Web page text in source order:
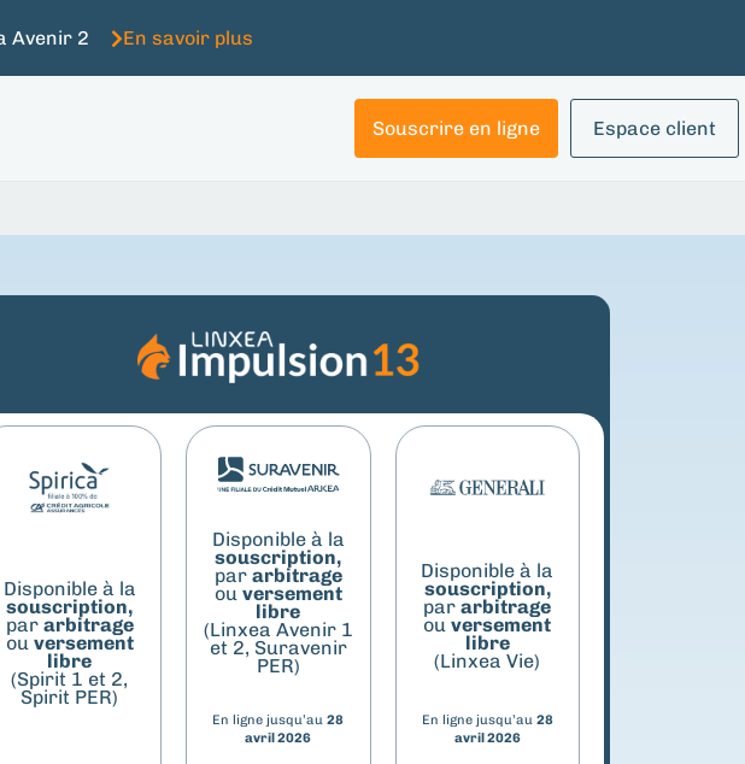
Avenir 2 En savoir plus
Souscrire en ligne Espace client
Disponible à la
souscription,
par arbitrage
ou versement
libre
(Spirit 1 et 2,
Spirit PER)
Disponible à la
souscription,
par arbitrage
ou versement
libre
(Linxea Avenir 1
et 2, Suravenir
PER)
En ligne jusqu’au28
avril 2026
Disponible à la
souscription,
pararbitrage
ouversement
libre
(Linxea Vie)
En ligne jusqu’au 28
avril 2026